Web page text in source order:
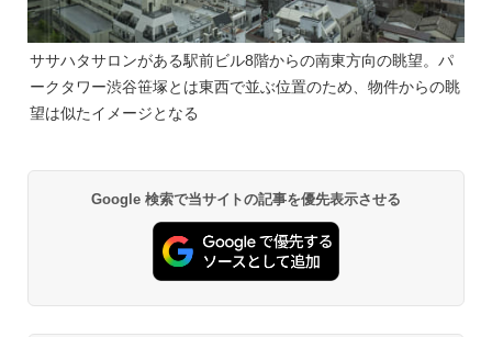
ササハタサロンがある駅前ビル8階からの南東方向の眺望。パ
ークタワー渋谷笹塚とは東西で並ぶ位置のため、物件からの眺
望は似たイメージとなる
Google 検索で当サイトの記事を優先表示させる